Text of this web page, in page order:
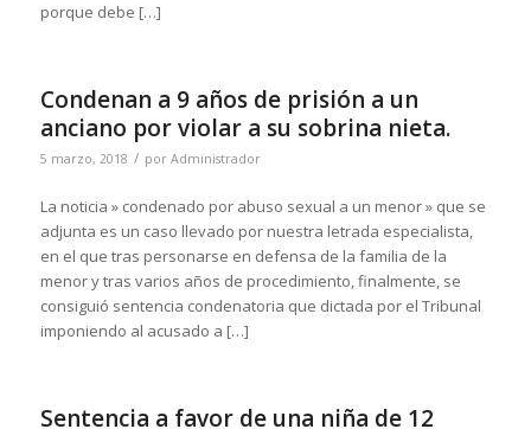
porque debe […]
Condenan a 9 años de prisión a un
anciano por violar a su sobrina nieta.
5 marzo, 2018 / por Administrador
La noticia » condenado por abuso sexual a un menor » que se
adjunta es un caso llevado por nuestra letrada especialista,
en el que tras personarse en defensa de la familia de la
menor y tras varios años de procedimiento, finalmente, se
consiguió sentencia condenatoria que dictada por el Tribunal
imponiendo al acusado a […]
Sentencia a favor de una niña de 12